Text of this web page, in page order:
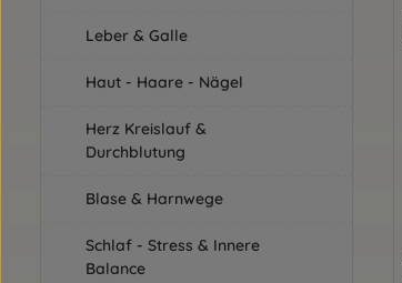
Leber & Galle
Haut - Haare - Nägel
Herz Kreislauf &
Durchblutung
Blase & Harnwege
Schlaf - Stress & Innere
Balance